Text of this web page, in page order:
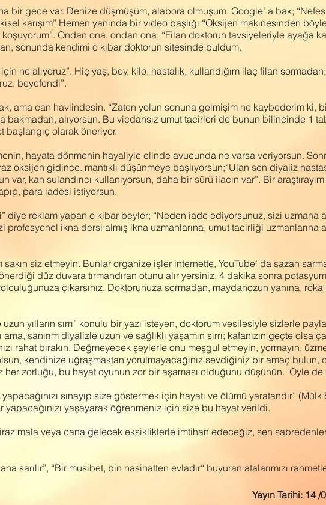
bir gece var. Denize düşmüşüm, alabora olmuşum. Google’ a bak;
karışım”.Hemen yanında bir video başlığı “Oksijen makinesinden
Ondan ona, ondan ona; “Filan doktorun tavsiyeleriyle ayağa
sonunda kendimi o kibar doktorun sitesinde buldum.
ne alıyoruz”. Hiç yaş, boy, kilo, hastalık, kullandığım ilaç filan sormadan;
beyefendi”.
ama can havlindesin. “Zaten yolun sonuna gelmişim ne kaybederim ki,
bakmadan, alıyorsun. Bu vicdansız umut tacirleri de bunun bilincinde 1
başlangıç olarak öneriyor.
hayata dönmenin hayaliyle elinde avucunda ne varsa veriyorsun.
oksijen gidince. mantıklı düşünmeye başlıyorsun;“Ulan sen diyaliz
var, kan sulandırıcı kullanıyorsun, daha bir sürü ilacın var”. Bir
para iadesi istiyorsun.
diye reklam yapan o kibar beyler; “Neden iade ediyorsunuz, sizi uzmana
profesyonel ikna dersi almış ikna uzmanlarına, umut tacirliği uzmanlarına
siz etmeyin. Bunlar organize işler internette, YouTube’ da sazan
düz duvara tırmandıran otunu alır yersiniz, 4 dakika sonra
çıkarsınız. Doktorunuza sormadan, maydanozun yanına,
yılların sırrı” konulu bir yazı isteyen, doktorum vesilesiyle sizlerle
sanırım diyalizle uzun ve sağlıklı yaşamın sırrı; kafanızın geçte olsa
rahat bırakın. Değmeyecek şeylerle onu meşgul etmeyin, yormayın,
kendinize uğraşmaktan yorulmayacağınız sevdiğiniz bir amaç bulun,
her zorluğu, bu hayat oyunun zor bir aşaması olduğunu düşünün. Öyle
sınayıp size göstermek için hayatı ve ölümü yaratandır“
yaşayarak öğrenmeniz için size bu hayat verildi.
mala veya cana gelecek eksikliklerle imtihan edeceğiz, sen
sarılır”, “Bir musibet, bin nasihatten evladır“ buyuran atalarımızı
Yayın Tarihi: 14 /